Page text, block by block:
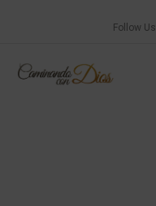
Follow Us